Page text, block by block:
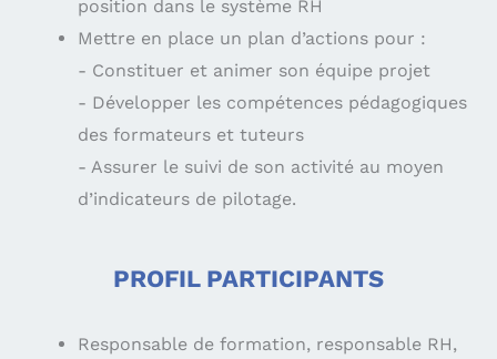
position dans le système RH
Mettre en place un plan d’actions pour :
- Constituer et animer son équipe projet
- Développer les compétences pédagogiques
des formateurs et tuteurs
- Assurer le suivi de son activité au moyen
d’indicateurs de pilotage.
PROFIL PARTICIPANTS
Responsable de formation, responsable RH,